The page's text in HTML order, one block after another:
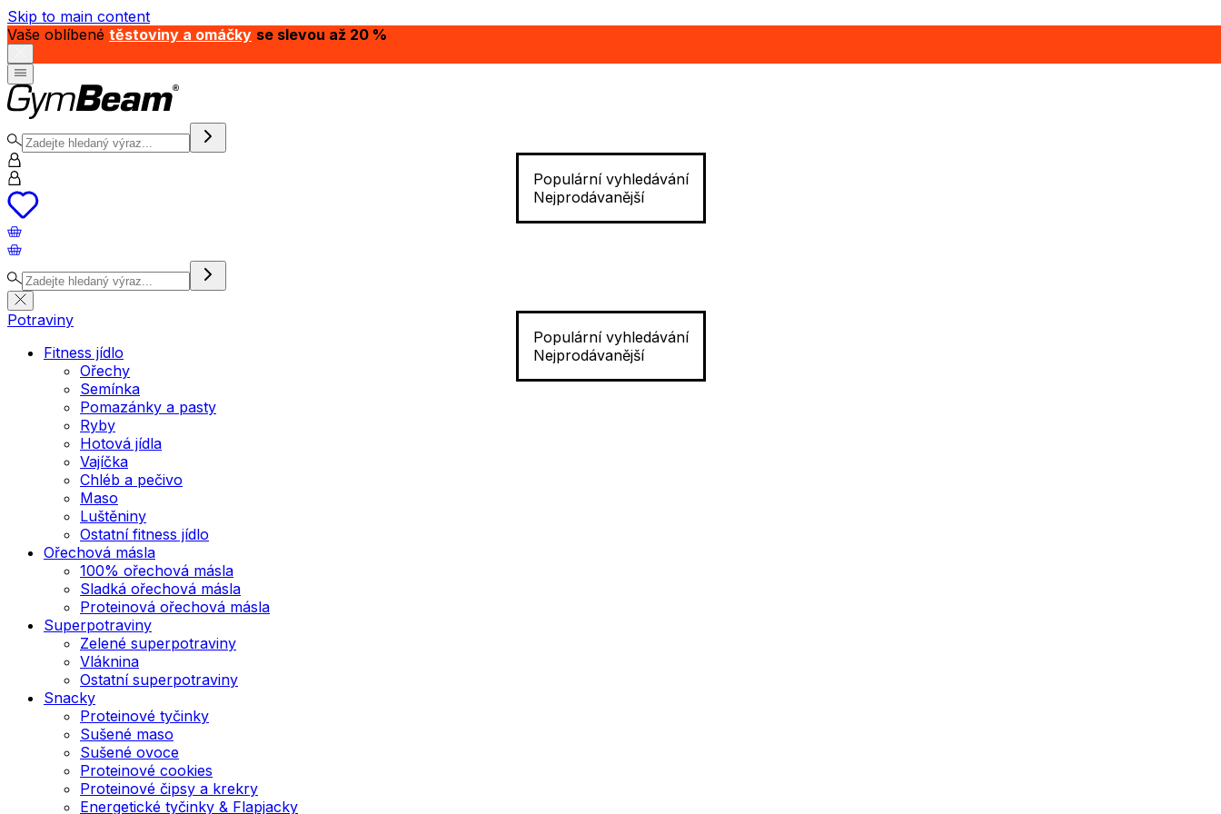
Skip to main content
Vaše oblíbené těstoviny a omáčky se slevou až 20 %
Populární vyhledávání
Nejprodávanější
Populární vyhledávání
Nejprodávanější
Potraviny
Fitness jídlo
Ořechy
Semínka
Pomazánky a pasty
Ryby
Hotová jídla
Vajíčka
Chléb a pečivo
Maso
Luštěniny
Ostatní fitness jídlo
Ořechová másla
100% ořechová másla
Sladká ořechová másla
Proteinová ořechová másla
Superpotraviny
Zelené superpotraviny
Vláknina
Ostatní superpotraviny
Snacky
Proteinové tyčinky
Sušené maso
Sušené ovoce
Proteinové cookies
Proteinové čipsy a krekry
Energetické tyčinky & Flapjacky